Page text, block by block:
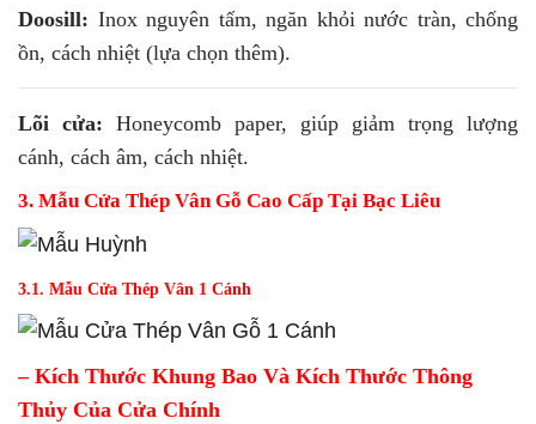
Doosill: Inox nguyên tấm, ngăn khỏi nước tràn, chống
ồn, cách nhiệt (lựa chọn thêm).
Lõi cửa: Honeycomb paper, giúp giảm trọng lượng
cánh, cách âm, cách nhiệt.
3. Mẫu Cửa Thép Vân Gỗ Cao Cấp Tại Bạc Liêu
3.1. Mẫu Cửa Thép Vân 1 Cánh
– Kích Thước Khung Bao Và Kích Thước Thông
Thủy Của Cửa Chính